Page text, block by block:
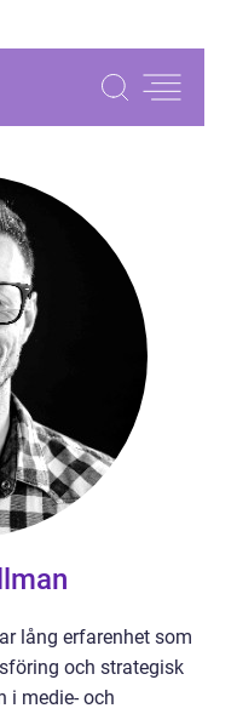
lång erfarenhet som
och strategisk
i medie- och